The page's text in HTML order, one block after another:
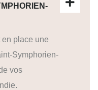
en place une
Symphorien-
vos